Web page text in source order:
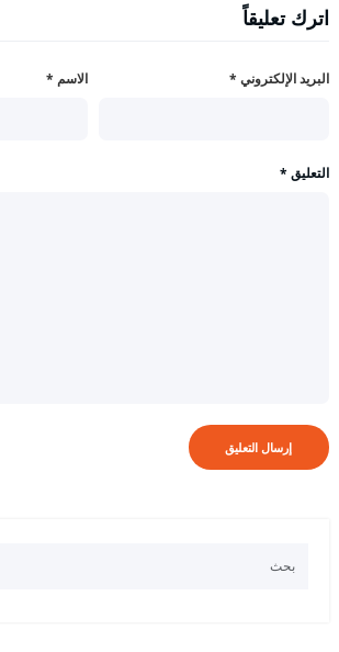
اترك تعليقاً
الاسم * البريد الإلكتروني *
التعليق *